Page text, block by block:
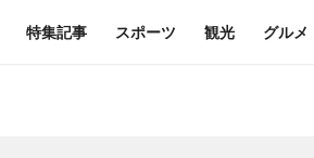
特集記事 スポーツ 観光 グルメ